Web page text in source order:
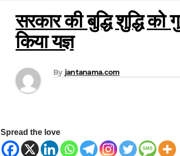
सरकार की बुद्धि शुद्धि को
किया यज्ञ
By jantanama.com
Spread the love